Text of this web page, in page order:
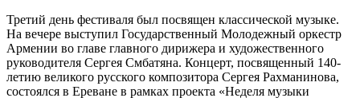
Третий день фестиваля был посвящен классической музыке.
На вечере выступил Государственный Молодежный оркестр
Армении во главе главного дирижера и художественного
руководителя Сергея Смбатяна. Концерт, посвященный 140-
летию великого русского композитора Сергея Рахманинова,
состоялся в Ереване в рамках проекта «Неделя музыки